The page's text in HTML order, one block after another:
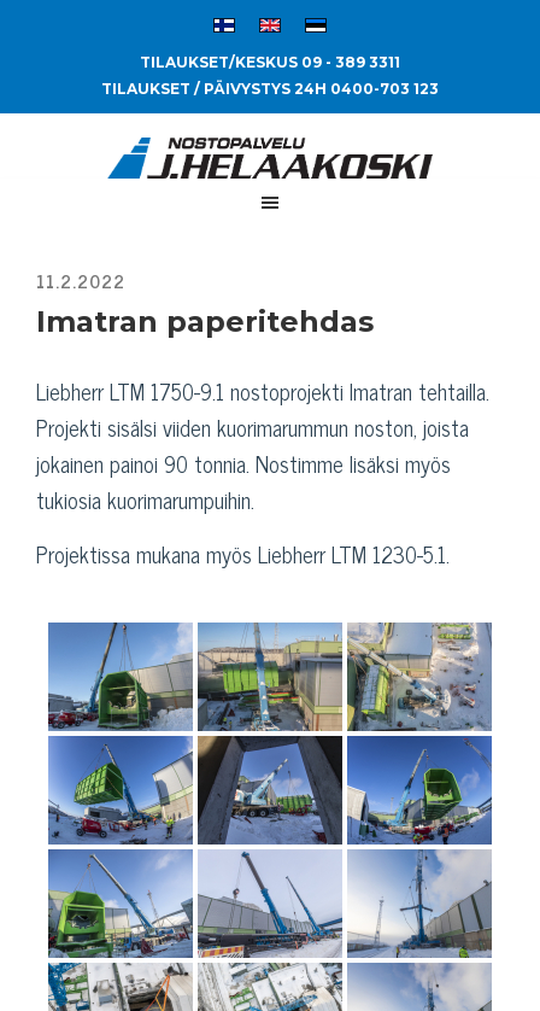
TILAUKSET/KESKUS 09 - 389 3311
TILAUKSET / PÄIVYSTYS 24H 0400-703 123
Imatran paperitehdas
Liebherr LTM 1750-9.1 nostoprojekti Imatran tehtailla.
Projekti sisälsi viiden kuorimarummun noston, joista
jokainen painoi 90 tonnia. Nostimme lisäksi myös
tukiosia kuorimarumpuihin.
Projektissa mukana myös Liebherr LTM 1230-5.1.